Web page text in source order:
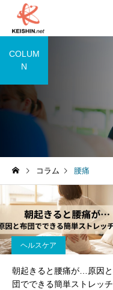
COLUM
N
コラム 腰痛
ヘルスケア
朝起きると腰痛が…原因
団でできる簡単ストレッチ